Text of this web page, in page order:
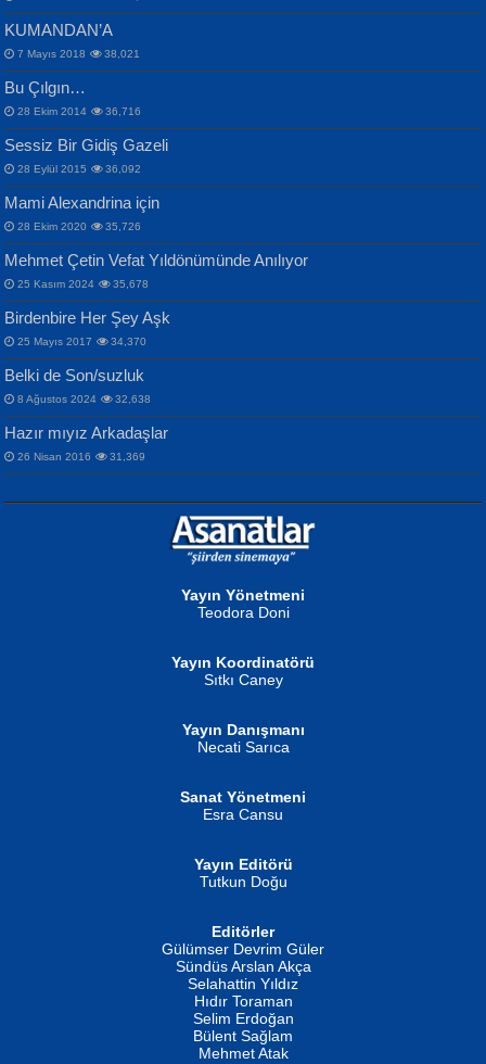
İPEK ACAR SERT
Gazze’nin Şecaati, Ümmetin İmtihanı...
MAHMUT GÜRBÜZ
İbrahim Olmak ve Bitirebilmek...
NURAN KÖSE BAYDAR
İSMAİL OKUTAN
Erkeklerin Kahrolması Ne Demektir
Selahattin Yıldız
İdrakimle Üşürken...
Songül Özel
Mahzen...
Ben Deniz Değilim ki...
Evvel Zaman Tanrıçası...
ERDEM BAYAZIT
Sana, Bana, Vatanıma, Ülkemin
İnsanlarına Dair...
NAZIM HİKMET RAN
Bir Cezaevinde, Tecritteki Adamın
Mektupları...
KUMANDAN’A
7 Mayıs 2018 38,021
Bu Çılgın…
28 Ekim 2014 36,716
Sessiz Bir Gidiş Gazeli
28 Eylül 2015 36,092
Mami Alexandrina için
28 Ekim 2020 35,726
Mehmet Çetin Vefat Yıldönümünde Anılıyor
25 Kasım 2024 35,678
Birdenbire Her Şey Aşk
25 Mayıs 2017 34,370
Belki de Son/suzluk
8 Ağustos 2024 32,638
Hazır mıyız Arkadaşlar
26 Nisan 2016 31,369
Yayın Yönetmeni
Teodora Doni
Yayın Koordinatörü
Sıtkı Caney
Yayın Danışmanı
Necati Sarıca
Sanat Yönetmeni
Esra Cansu
Yayın Editörü
Tutkun Doğu
Editörler
Gülümser Devrim Güler
Sündüs Arslan Akça
Selahattin Yıldız
Hıdır Toraman
Selim Erdoğan
Bülent Sağlam
Mehmet Atak